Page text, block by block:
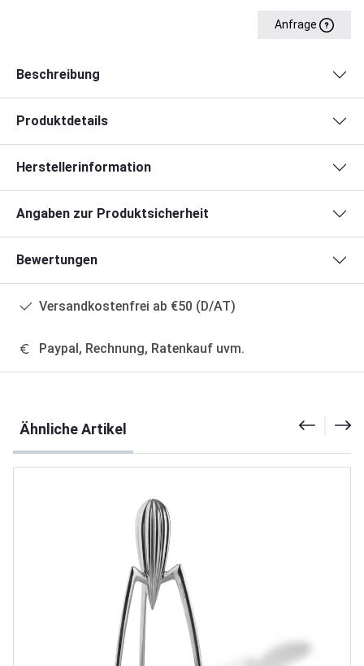
Anfrage
Beschreibung
Produktdetails
Herstellerinformation
Angaben zur Produktsicherheit
Bewertungen
Versandkostenfrei ab €50 (D/AT)
Paypal, Rechnung, Ratenkauf uvm.
Ähnliche Artikel